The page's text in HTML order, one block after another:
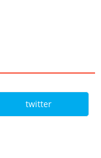
twitter